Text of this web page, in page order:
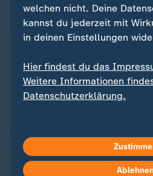
welchen nicht. Deine
kannst du jederzeit mit
in deinen Einstellungen
Hier findest du das
Weitere Informationen
Datenschutzerklärung.